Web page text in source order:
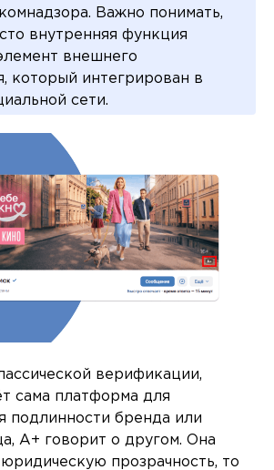
Важно понимать,
внутренняя функция
внешнего
который интегрирован в
сети.
верификации,
сама платформа для
подлинности бренда или
A+ говорит о другом. Она
прозрачность, то